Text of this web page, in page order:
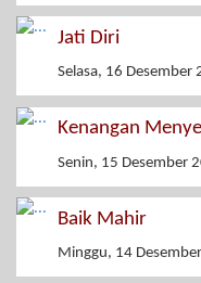
Jati Diri
Selasa, 16 Desember
Kenangan
Senin, 15 Desember
Baik Mahir
Minggu, 14